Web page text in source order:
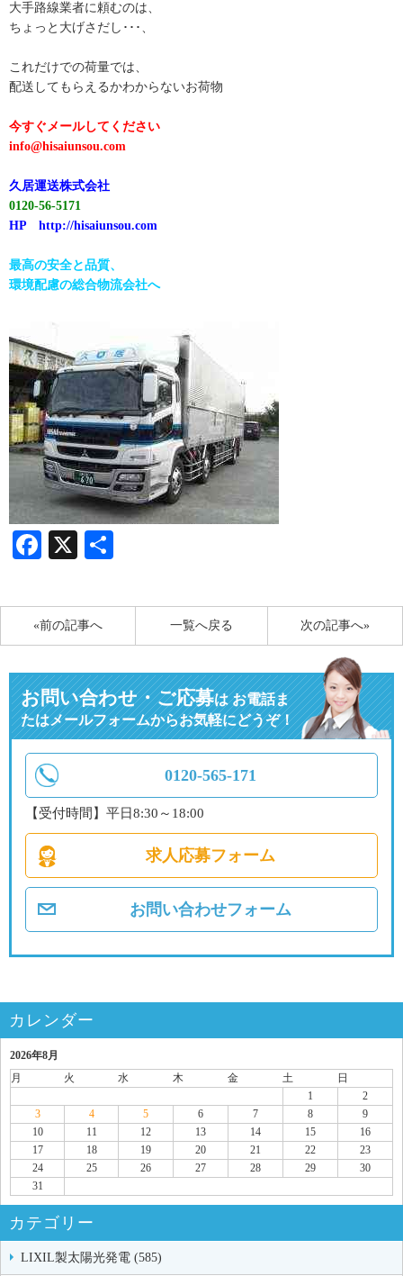
大手路線業者に頼むのは、
ちょっと大げさだし･･･、
これだけでの荷量では、
配送してもらえるかわからないお荷物
今すぐメールしてください
info@hisaiunsou.com
久居運送株式会社
0120-56-5171
HP http://hisaiunsou.com
最高の安全と品質、
環境配慮の総合物流会社へ
Facebook
X
«前の記事へ 次の記事へ»
一覧へ戻る
お問い合わせ・ご応募はお電話ま
たはメールフォームからお気軽にどうぞ！
0120-565-171
【受付時間】平日8:30～18:00
求人応募フォーム
お問い合わせフォーム
カレンダー
2026年8月
月
火 水 木 金 土
日
1
2
3
4 5 6 7 8
9
10
11 12 13 14 15
16
17
18 19 20 21 22
23
24
25 26 27 28 29
30
31
カテゴリー
LIXIL製太陽光発電 (585)